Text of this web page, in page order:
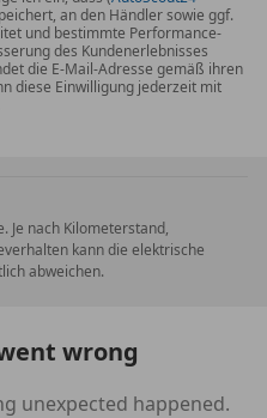
an den Händler sowie ggf.
und bestimmte Performance-
des Kundenerlebnisses
die E-Mail-Adresse gemäß ihren
diese Einwilligung jederzeit mit
Je nach Kilometerstand,
kann die elektrische
abweichen.
wrong
unexpected happened.